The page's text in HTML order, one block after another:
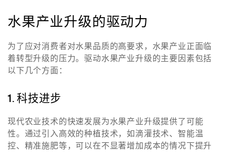
水果产业升级的驱动力
为了应对消费者对水果品质的高要求，水果产业正面临
着转型升级的压力。驱动水果产业升级的主要因素包括
以下几个方面：
1. 科技进步
现代农业技术的快速发展为水果产业升级提供了可能
性。通过引入高效的种植技术，如滴灌技术、智能温
控、精准施肥等，可以在不显著增加成本的情况下提升